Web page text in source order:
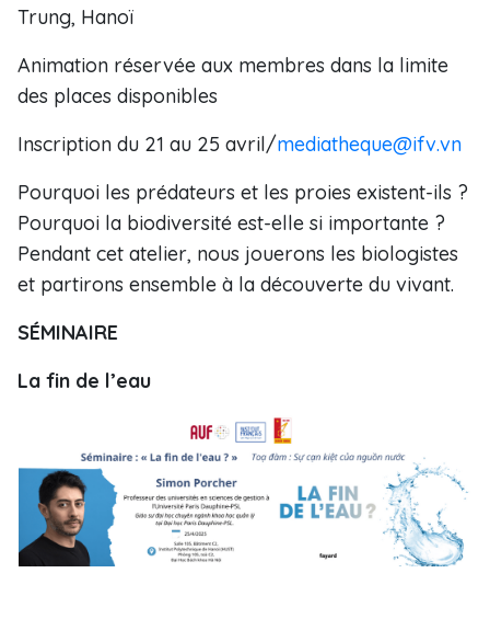
Trung, Hanoï
Animation réservée aux membres dans la limite
des places disponibles
Inscription du 21 au 25 avril/mediatheque@ifv.vn
Pourquoi les prédateurs et les proies existent-ils ?
Pourquoi la biodiversité est-elle si importante ?
Pendant cet atelier, nous jouerons les biologistes
et partirons ensemble à la découverte du vivant.
SÉMINAIRE
La fin de l’eau